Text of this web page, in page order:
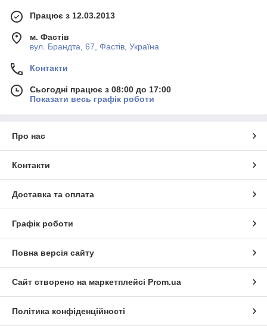
Працює з 12.03.2013
м. Фастів
вул. Брандта, 67, Фастів, Україна
Контакти
Сьогодні працює з 08:00 до 17:00
Показати весь графік роботи
Про нас
Контакти
Доставка та оплата
Графік роботи
Повна версія сайту
Сайт створено на маркетплейсі Prom.ua
Політика конфіденційності